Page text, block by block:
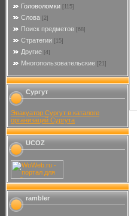
Головоломки [115]
Слова [2]
Поиск предметов [68]
Стратегии [15]
Другие [4]
Многопользовательские [21]
Сургут
Эвакуатор Сургут в каталоге
организаций Сургута
UCOZ
rambler